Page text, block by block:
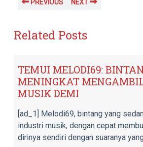
PREVIOUS NEXT
Related Posts
TEMUI MELODI69:
MENINGKAT
MUSIK DEMI
[ad_1] Melodi69, bintang yang
industri musik, dengan cepat
dirinya sendiri dengan suaranya